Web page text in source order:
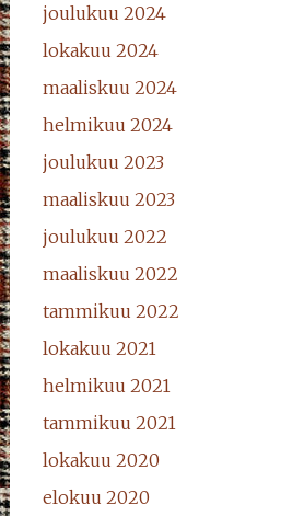
joulukuu 2024
lokakuu 2024
maaliskuu 2024
helmikuu 2024
joulukuu 2023
maaliskuu 2023
joulukuu 2022
maaliskuu 2022
tammikuu 2022
lokakuu 2021
helmikuu 2021
tammikuu 2021
lokakuu 2020
elokuu 2020